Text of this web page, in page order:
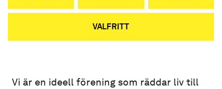
VALFRITT
Vi är en ideell förening som räddar liv till